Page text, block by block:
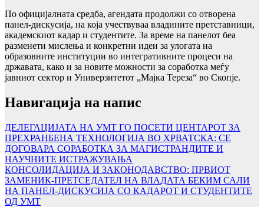
По официјалната средба, агендата продолжи со отворена
панел-дискусија, на која учествуваа владините претставници,
академскиот кадар и студентите. За време на панелот беа
разменети мислења и конкретни идеи за улогата на
образовните институции во интегративните процеси на
државата, како и за новите можности за соработка меѓу
јавниот сектор и Универзитетот „Мајка Тереза“ во Скопје.
Навигација на напис
ДЕЛЕГАЦИЈАТА НА УMТ ГО ПОСЕТИ ЦЕНТАРОТ ЗА
ПРЕХРАНБЕНА ТЕХНОЛОГИЈА ВО ХРВАТСКА: СЕ
ДОГОВАРА СОРАБОТКА ЗА МАГИСТРАНДИТЕ И
НАУЧНИТЕ ИСТРАЖУВАЊА
КОНСОЛИДАЦИЈА И ЗАКОНОДАВСТВО: ПРВИОТ
ЗАМЕНИК-ПРЕТСЕДАТЕЛ НА ВЛАДАТА БЕКИМ САЛИ
НА ПАНЕЛ-ДИСКУСИЈА СО КАДАРОТ И СТУДЕНТИТЕ
ОД УМТ